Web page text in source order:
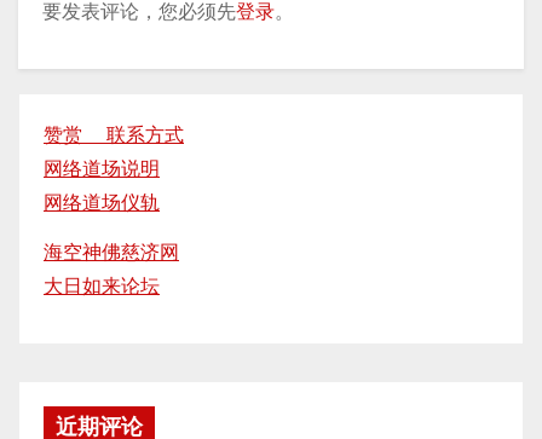
要发表评论，您必须先登录。
赞赏 联系方式
网络道场说明
网络道场仪轨
海空神佛慈济网
大日如来论坛
近期评论